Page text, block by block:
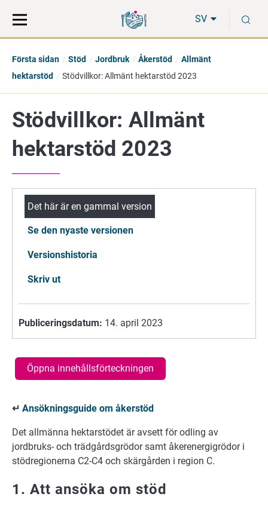
direkt
till
på
hela
SV
Första sidan Stöd Jordbruk Åkerstöd
Allmänt
hektarstöd
Stödvillkor: Allmänt hektarstöd 2023
Stödvillkor: Allmänt
hektarstöd 2023
Det här är en gammal version
Se den nyaste versionen
Versionshistoria
Skriv ut
Publiceringsdatum: 14. april 2023
Öppna innehållsförteckningen
↵ Ansökningsguide om åkerstöd
Det allmänna hektarstödet är avsett för odling av
jordbruks- och trädgårdsgrödor samt åkerenergigrödor i
stödregionerna C2-C4 och skärgården i region C.
1. Att ansöka om stöd